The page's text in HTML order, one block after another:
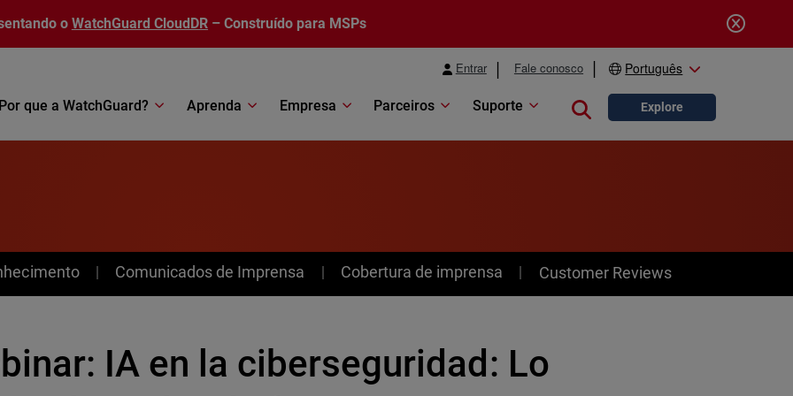
o WatchGuard CloudDR – Construído para MSPs
Entrar Fale conosco Português
Por que a WatchGuard? Aprenda Empresa Parceiros Suporte Close search
Explore
Comunicados de Imprensa Cobertura de imprensa Customer Reviews
IA en la ciberseguridad: Lo